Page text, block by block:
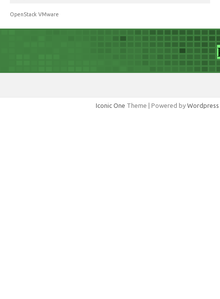
OpenStack VMware
Iconic One Theme | Powered by Wordpress